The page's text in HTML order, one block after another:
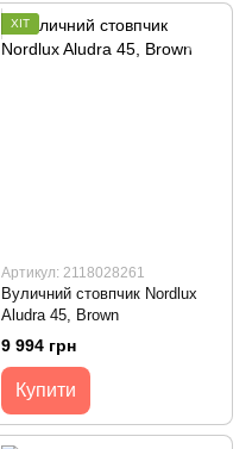
ХІТ
Артикул: 2118028261
Вуличний стовпчик Nordlux
Aludra 45, Brown
9 994 грн
Купити